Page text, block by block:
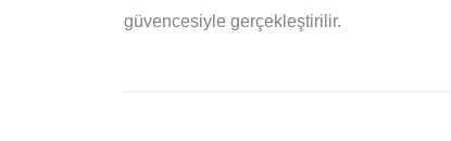
güvencesiyle gerçekleştirilir.